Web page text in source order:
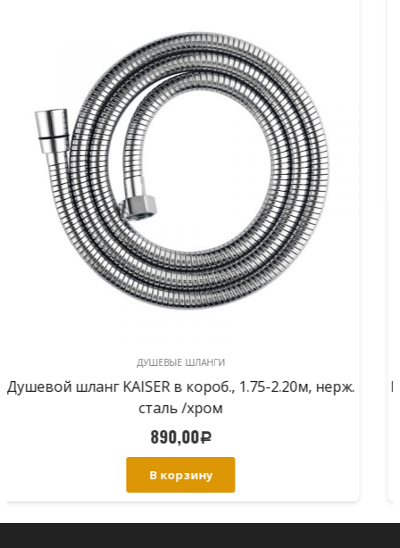
ДУШЕВЫЕ ШЛАНГИ
KAISER Душевой шланг вытяжной 1/2в*3/8н, 1.2м,
нейлон /серый
955,00
В корзину